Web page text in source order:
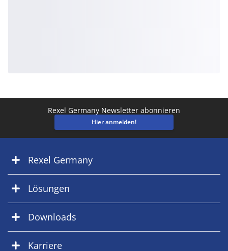
Rexel Germany Newsletter abonnieren
Hier anmelden!
Rexel Germany
Lösungen
Downloads
Karriere